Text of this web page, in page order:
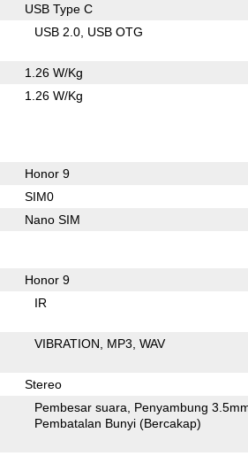
USB Type C
USB 2.0 USB OTG
1.26 W/Kg
1.26 W/Kg
Honor 9
SIM0
Nano SIM
Honor 9
IR
VIBRATION MP3 WAV
Stereo
Pembesar suara
Penyambung
Pembatalan Bunyi (Bercakap)